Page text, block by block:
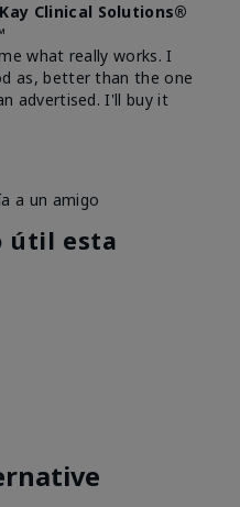
Clinical Solutions®
what really works. I
as, better than the one
advertised. I'll buy it
a un amigo
útil esta